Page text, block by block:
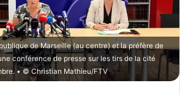
X
n
c
o
u
r
r
de Marseille (au centre) et la préfère de
conférence de presse sur les tirs de la cité
• © Christian Mathieu/FTV